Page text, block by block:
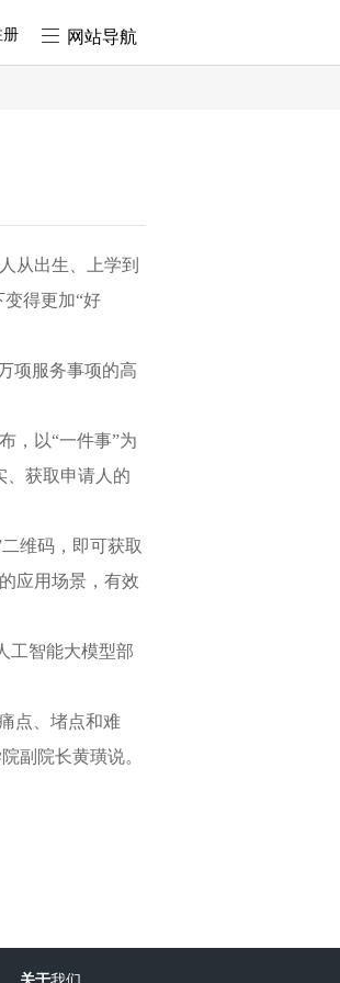
网站导航
从出生、上学到
得更加“好
项服务事项的高
，以“一件事”为
、获取申请人的
维码，即可获取
应用场景，有效
工智能大模型部
点、堵点和难
副院长黄璜说。
关于我们